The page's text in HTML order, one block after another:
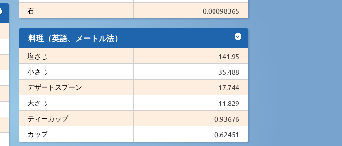
石
0.00098365
料理（英語、メートル法）
塩さじ
141.95
小さじ
35.488
デザートスプーン
17.744
大さじ
11.829
ティーカップ
0.93676
カップ
0.62451